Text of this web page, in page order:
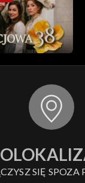
SIĘ SPOZA